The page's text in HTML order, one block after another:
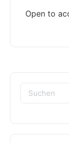
Open to
Suchen
nach: